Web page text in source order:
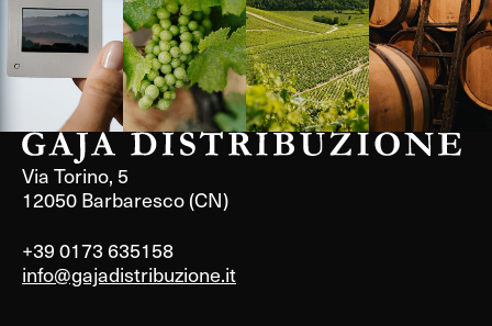
Via Torino, 5
12050 Barbaresco (CN)
+39 0173 635158
info@gajadistribuzione.it